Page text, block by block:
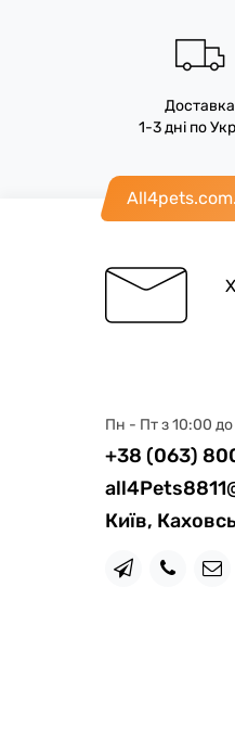
Доставка
1-3 дні по
Пн - Пт з 10:00
+38 (063)
Київ,